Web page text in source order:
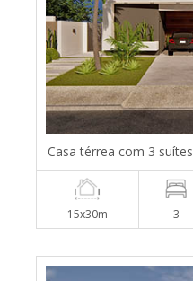
Casa térrea com 3 suítes
15x30m 3